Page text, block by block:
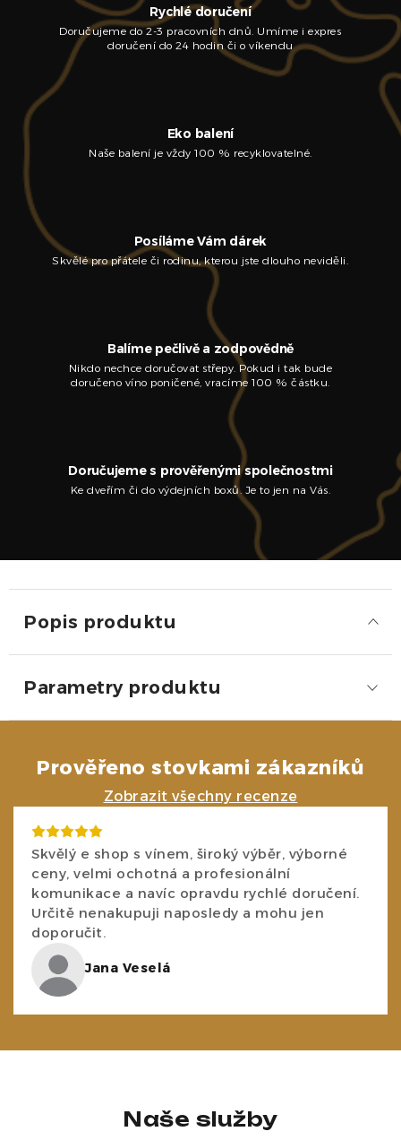
Rychlé doručení
Doručujeme do 2-3 pracovních dnů. Umíme i expres
doručení do 24 hodin či o víkendu
Eko balení
Naše balení je vždy 100 % recyklovatelné.
Posíláme Vám dárek
Skvělé pro přátele či rodinu, kterou jste dlouho neviděli.
Balíme pečlivě a zodpovědně
Nikdo nechce doručovat střepy. Pokud i tak bude
doručeno víno poničené, vracíme 100 % částku.
Doručujeme s prověřenými společnostmi
Ke dveřím či do výdejních boxů. Je to jen na Vás.
Popis produktu
Parametry produktu
Prověřeno stovkami zákazníků
Zobrazit všechny recenze
Skvělý e shop s vínem, široký výběr, výborné
ceny, velmi ochotná a profesionální
komunikace a navíc opravdu rychlé doručení.
Určitě nenakupuji naposledy a mohu jen
doporučit.
Jana Veselá
Naše služby